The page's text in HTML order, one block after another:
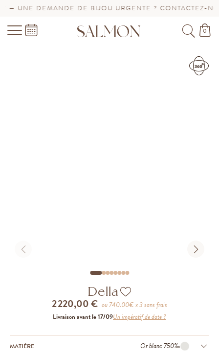
DE BIJOU URGENTE ? CONTACTEZ-NOUS ! SAV
0
Della
2 220,00 € ou740.00€ x 3 sans frais
Livraison avant le 17/09Un impératif de date ?
MATIÈRE Or blanc 750‰